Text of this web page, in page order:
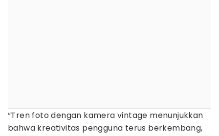
“Tren foto dengan kamera vintage menunjukkan
bahwa kreativitas pengguna terus berkembang,